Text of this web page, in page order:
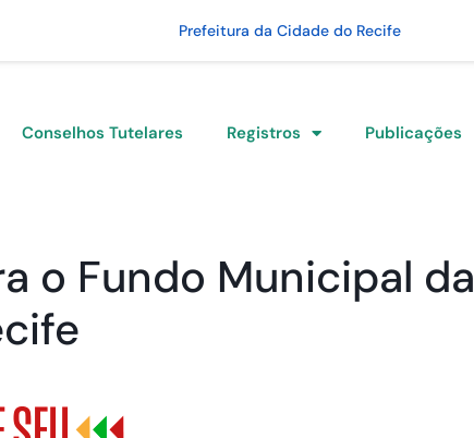
Prefeitura da Cidade do Recife
Conselhos Tutelares Registros Publicações
o Fundo Municipal da